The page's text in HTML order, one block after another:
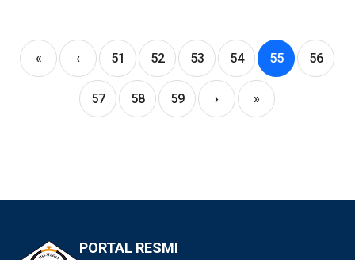
« ‹ 51 52 53 54 55 56
57 58 59 › »
PORTAL RESMI